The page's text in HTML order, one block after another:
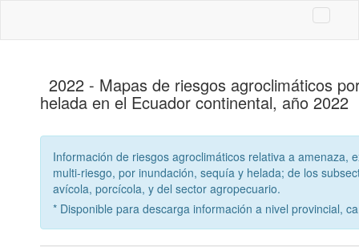
2022 - Mapas de riesgos agroclimáticos
helada en el Ecuador continental, año 2022
Información de riesgos agroclimáticos relativa a amenaza,
multi-riesgo, por inundación, sequía y helada; de los
avícola, porcícola, y del sector agropecuario.
* Disponible para descarga información a nivel provincial,